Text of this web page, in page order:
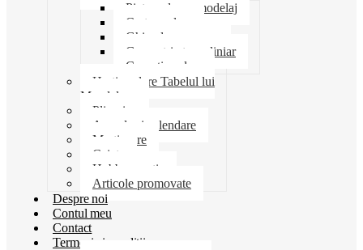
Pictura desen modelaj
Creta scolara
Ghiozdane penare
Geometrie trusa liniar
Coperti scolare
Harti scolare Tabelul lui
Mendeleev
Plicuri
Agende si calendare
Martisoare
Caiete
Hobby creatie
Articole promovate
Despre noi
Contul meu
Contact
Termeni si conditii